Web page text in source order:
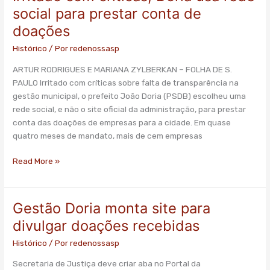
social para prestar conta de
doações
Histórico / Porredenossasp
ARTUR RODRIGUES E MARIANA ZYLBERKAN – FOLHA DE S.
PAULO Irritado com críticas sobre falta de transparência na
gestão municipal, o prefeito João Doria (PSDB) escolheu uma
rede social, e não o site oficial da administração, para prestar
conta das doações de empresas para a cidade. Em quase
quatro meses de mandato, mais de cem empresas
Read More »
Gestão Doria monta site para
divulgar doações recebidas
Histórico / Porredenossasp
Secretaria de Justiça deve criar aba no Portal da
Gestão
Doria
monta
site